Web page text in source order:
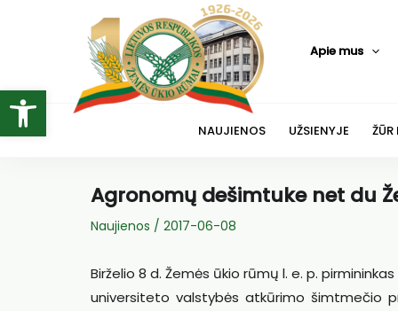
Open toolbar
Apie mus
NAUJIENOS UŽSIENYJE ŽŪR
Agronomų dešimtuke net du
Naujienos / 2017-06-08
Birželio 8 d. Žemės ūkio rūmų l. e. p.
universiteto valstybės atkūrimo šimtmečio